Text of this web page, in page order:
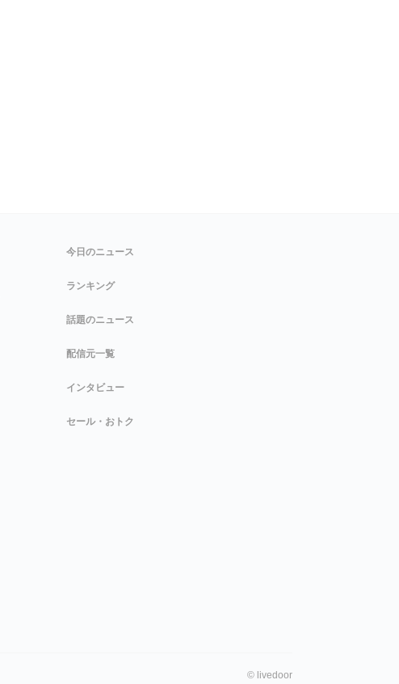
今日のニュース
ランキング
話題のニュース
配信元一覧
インタビュー
セール・おトク
© livedoor